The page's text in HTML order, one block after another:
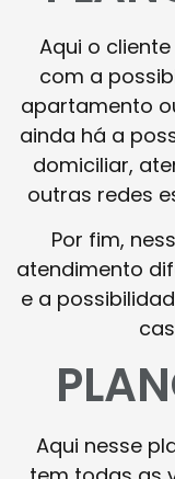
Aqui o
com a
apartamento
ainda há a
domiciliar,
outras redes
Por fim,
atendimento
e a
Aqui nesse